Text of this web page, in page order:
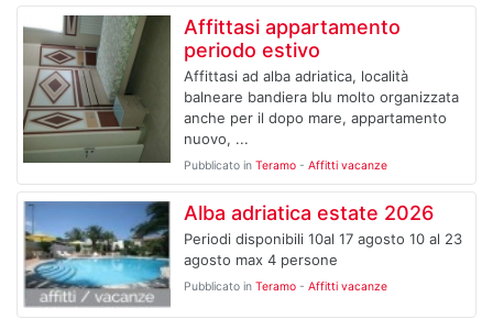
Affittasi appartamento
periodo estivo
Affittasi ad alba adriatica, località
balneare bandiera blu molto organizzata
anche per il dopo mare, appartamento
nuovo, ...
Pubblicato in Teramo- Affitti vacanze
Alba adriatica estate 2026
Periodi disponibili 10al 17 agosto 10 al 23
agosto max 4 persone
Pubblicato in Teramo- Affitti vacanze